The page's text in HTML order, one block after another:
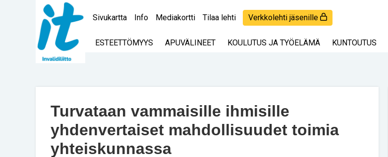
Sivukartta Info Mediakortti Tilaa lehti Verkkolehti jäsenille
ESTEETTÖMYYS APUVÄLINEET KOULUTUS JA TYÖELÄMÄ KUNTOUTUS
Turvataan vammaisille ihmisille
yhdenvertaiset mahdollisuudet toimia
yhteiskunnassa